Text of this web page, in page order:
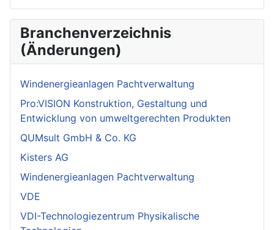
Branchenverzeichnis
(Änderungen)
Windenergieanlagen Pachtverwaltung
Pro:VISION Konstruktion, Gestaltung und
Entwicklung von umweltgerechten Produkten
QUMsult GmbH & Co. KG
Kisters AG
Windenergieanlagen Pachtverwaltung
VDE
VDI-Technologiezentrum Physikalische